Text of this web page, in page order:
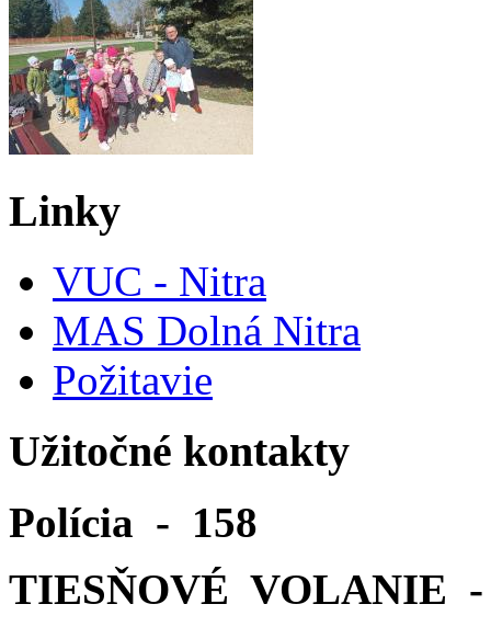
Linky
VUC - Nitra
MAS Dolná Nitra
Požitavie
Užitočné kontakty
Polícia - 158
TIESŇOVÉ VOLANIE -